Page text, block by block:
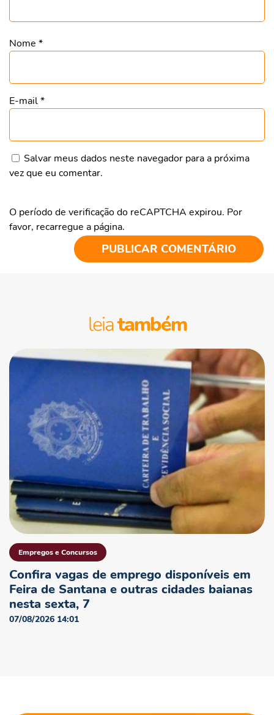
Nome *
E-mail*
Salvar meus dados neste navegador para a próxima
vez que eu comentar.
O período de verificação do reCAPTCHA expirou. Por
favor, recarregue a página.
leiatambém
Empregos e Concursos
Confira vagas de emprego disponíveis em
Feira de Santana e outras cidades baianas
nesta sexta, 7
07/08/2026 14:01